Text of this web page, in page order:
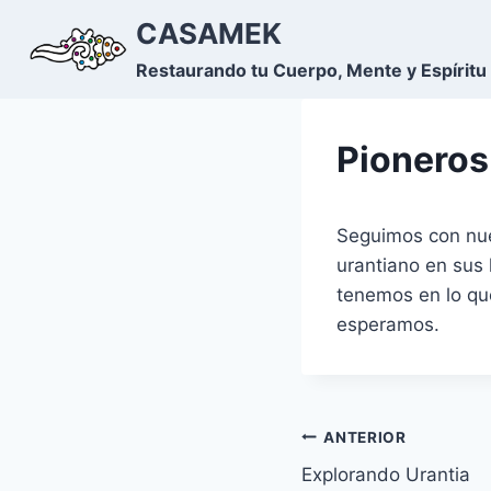
contenido
CASAMEK
Restaurando tu Cuerpo, Mente y Espíritu
Seguimos con
urantiano en
tenemos en lo
esperamos.
Navegación
ANTERIOR
Explorando Urantia